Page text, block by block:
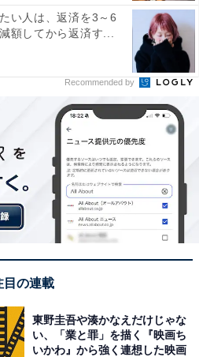
可能。複数のクーポンを組み
アップできる場合もありま
、お得に旅行を楽しみましょ
でクーポン祭を見る
事公開時のものです。あらか
ルアバウトに還元されること
い人は、返済を3～6
額してから返済す...
Recommended by
目の連載
東野圭吾や湊かなえだけじゃな
い、「業と罪」を描く『映画ち
いかわ』から強く連想した映画